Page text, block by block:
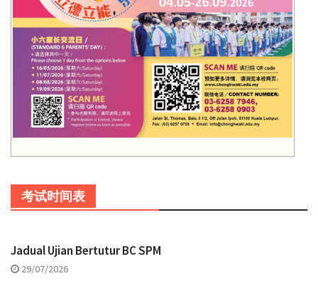
考试时间表
Jadual Ujian Bertutur BC SPM
29/07/2026